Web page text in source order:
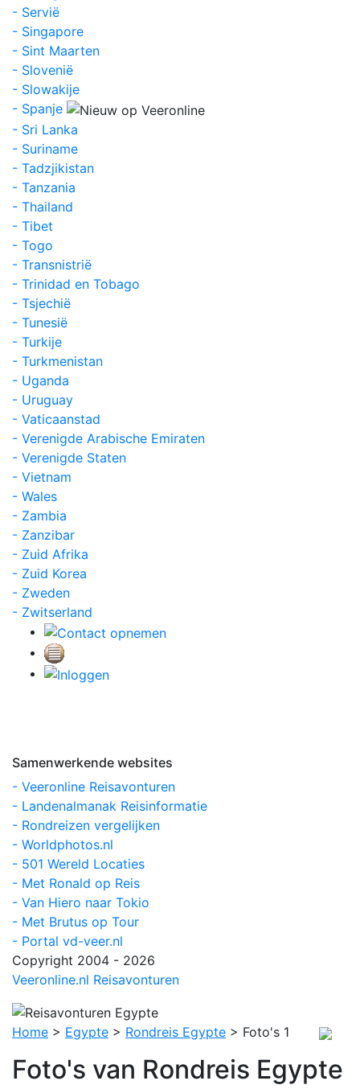
- Servië
- Singapore
- Sint Maarten
- Slovenië
- Slowakije
- Spanje
- Sri Lanka
- Suriname
- Tadzjikistan
- Tanzania
- Thailand
- Tibet
- Togo
- Transnistrië
- Trinidad en Tobago
- Tsjechië
- Tunesië
- Turkije
- Turkmenistan
- Uganda
- Uruguay
- Vaticaanstad
- Verenigde Arabische Emiraten
- Verenigde Staten
- Vietnam
- Wales
- Zambia
- Zanzibar
- Zuid Afrika
- Zuid Korea
- Zweden
- Zwitserland
Samenwerkende websites
- Veeronline Reisavonturen
- Landenalmanak Reisinformatie
- Rondreizen vergelijken
- Worldphotos.nl
- 501 Wereld Locaties
- Met Ronald op Reis
- Van Hiero naar Tokio
- Met Brutus op Tour
- Portal vd-veer.nl
Copyright 2004 - 2026
Veeronline.nl Reisavonturen
Home > Egypte > Rondreis Egypte > Foto's 1
Foto's van Rondreis Egypte